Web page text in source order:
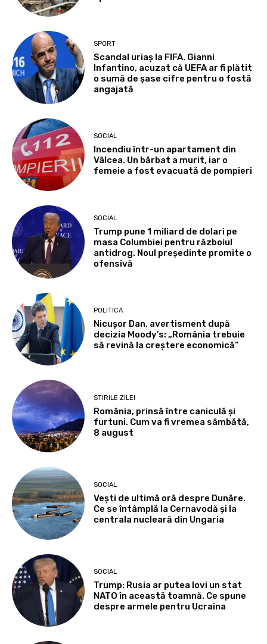
SPORT
Scandal uriaș la FIFA. Gianni
Infantino, acuzat că UEFA ar fi plătit
o sumă de șase cifre pentru o fostă
angajată
SOCIAL
Incendiu într-un apartament din
Vâlcea. Un bărbat a murit, iar o
femeie a fost evacuată de pompieri
SOCIAL
Trump pune 1 miliard de dolari pe
masa Columbiei pentru războiul
antidrog. Noul președinte promite o
ofensivă
POLITICA
Nicușor Dan, avertisment după
decizia Moody’s: „România trebuie
să revină la creștere economică”
STIRILE ZILEI
România, prinsă între caniculă și
furtuni. Cum va fi vremea sâmbătă,
8 august
SOCIAL
Vești de ultimă oră despre Dunăre.
Ce se întâmplă la Cernavodă și la
centrala nucleară din Ungaria
SOCIAL
Trump: Rusia ar putea lovi un stat
NATO în această toamnă. Ce spune
despre armele pentru Ucraina